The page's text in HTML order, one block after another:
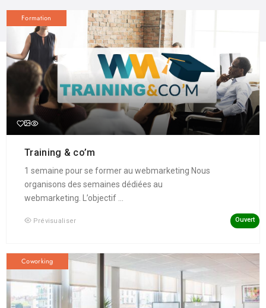
Formation
Training & co’m
1 semaine pour se former au webmarketing Nous
organisons des semaines dédiées au
webmarketing. L’objectif ...
Prévisualiser Ouvert
Coworking